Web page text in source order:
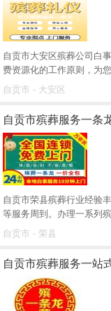
自贡市大安区殡葬公司白
费资源化的工作原则，为
自贡市 - 大安区
自贡市殡葬服务一条
自贡市荣县殡葬行业经验
等服务周到。办理一系列
自贡市 - 荣县
自贡市殡葬服务一站